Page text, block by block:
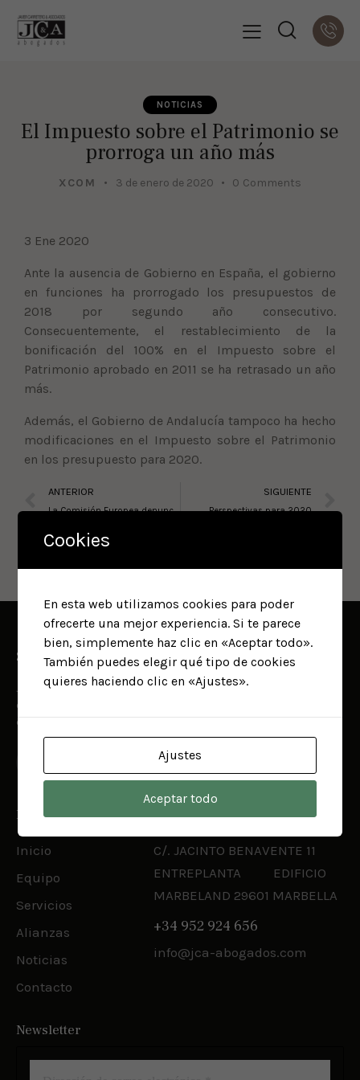
NOTICIAS
El Impuesto sobre el Patrimonio se
prorroga un año más
XCOM 3 de enero de 2020 0 Comments
3 Ene 2020
Ante la ausencia de Gobierno en España, el gobierno
en funciones ha prorrogado los presupuestos de
2018 por segundo año consecutivo.
Consecuentemente, el restablecimiento de la
bonificación del 100% en el Impuesto sobre el
Patrimonio aprobado en 2011 se ha retrasado un año
más.
Además, el Gobierno de Andalucía tampoco ha hecho
modificaciones en el Impuesto sobre el Patrimonio
en los presupuesto para 2020.
ANTERIOR
La Comisión Europea denuncia a España ante el Tribunal de Justicia de la Unión Europea por el «Modelo 720»
SIGUIENTE
Perspectivas para 2020
Sobre nosotros
JC&A ABOGADOS, (Javier Carretero y Asociados), es una firma
de Abogados y Economistas con amplia experiencia y sólidos
conocimientos del sistema legal y fiscal.
Enlaces
Inicio
Equipo
Servicios
Alianzas
Noticias
Contacto
Contacto
C/. JACINTO BENAVENTE 11
ENTREPLANTA EDIFICIO
MARBELAND 29601 MARBELLA
+34 952 924 656
info@jca-abogados.com
Newsletter
Cookies
En esta web utilizamos cookies para poder
ofrecerte una mejor experiencia. Si te parece
bien, simplemente haz clic en «Aceptar todo».
También puedes elegir qué tipo de cookies
quieres haciendo clic en «Ajustes».
Ajustes
Aceptar todo